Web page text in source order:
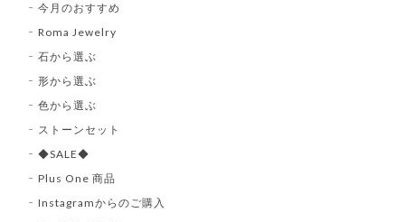
今月のおすすめ
Roma Jewelry
石から選ぶ
形から選ぶ
色から選ぶ
ストーンセット
◆SALE◆
Plus One 商品
Instagramからのご購入